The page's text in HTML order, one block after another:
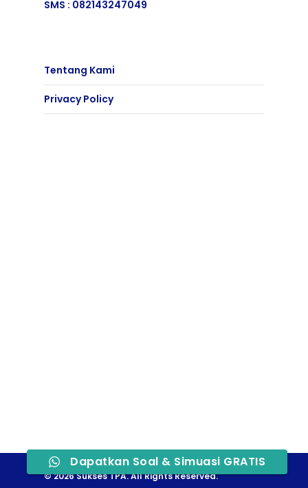
SMS : 082143247049
Tentang Kami
Privacy Policy
© 2026 Sukses TPA. All Rights Reserved.
Dapatkan Soal & Simuasi GRATIS